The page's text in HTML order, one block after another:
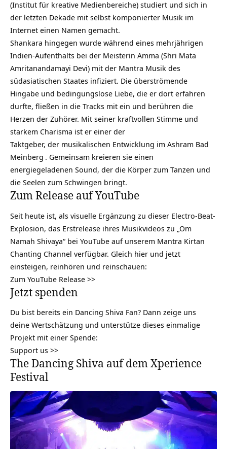
(Institut für kreative Medienbereiche) studiert und sich in
der letzten Dekade mit selbst komponierter Musik im
Internet einen Namen gemacht.
Shankara hingegen wurde während eines mehrjährigen
Indien-Aufenthalts bei der Meisterin Amma (Shri Mata
Amritanandamayi Devi) mit der Mantra Musik des
südasiatischen Staates infiziert. Die überströmende
Hingabe und bedingungslose Liebe, die er dort erfahren
durfte, fließen in die Tracks mit ein und berühren die
Herzen der Zuhörer. Mit seiner kraftvollen Stimme und
starkem Charisma ist er einer der
Taktgeber, der musikalischen Entwicklung im Ashram Bad
Meinberg . Gemeinsam kreieren sie einen
energiegeladenen Sound, der die Körper zum Tanzen und
die Seelen zum Schwingen bringt.
Zum Release auf YouTube
Seit heute ist, als visuelle Ergänzung zu dieser Electro-Beat-
Explosion, das Erstrelease ihres Musikvideos zu „Om
Namah Shivaya“ bei YouTube auf unserem Mantra Kirtan
Chanting Channel verfügbar. Gleich hier und jetzt
einsteigen, reinhören und reinschauen:
Zum YouTube Release >>
Jetzt spenden
Du bist bereits ein Dancing Shiva Fan? Dann zeige uns
deine Wertschätzung und unterstütze dieses einmalige
Projekt mit einer Spende:
Support us >>
The Dancing Shiva auf dem Xperience
Festival